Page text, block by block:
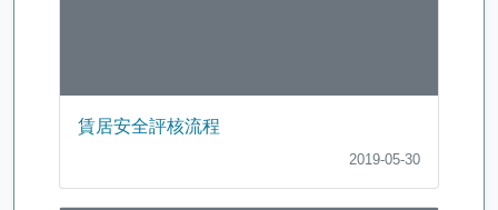
賃居安全評核流程
2019-05-30